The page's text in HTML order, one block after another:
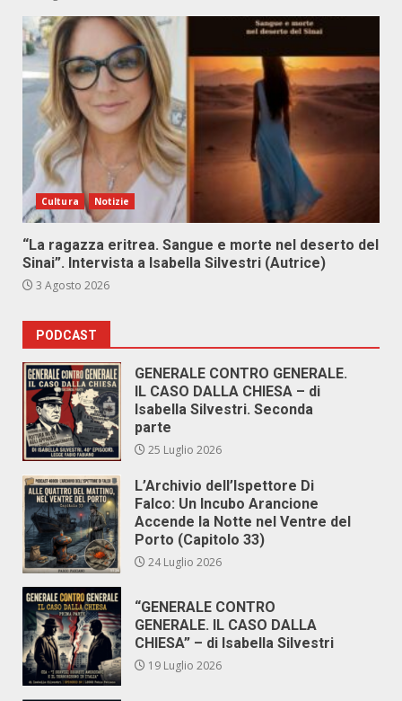
Cultura Notizie
“La ragazza eritrea. Sangue e morte nel deserto del
Sinai”. Intervista a Isabella Silvestri (Autrice)
3 Agosto 2026
PODCAST
GENERALE CONTRO GENERALE.
IL CASO DALLA CHIESA – di
Isabella Silvestri. Seconda
parte
25 Luglio 2026
L’Archivio dell’Ispettore Di
Falco: Un Incubo Arancione
Accende la Notte nel Ventre del
Porto (Capitolo 33)
24 Luglio 2026
“GENERALE CONTRO
GENERALE. IL CASO DALLA
CHIESA” – di Isabella Silvestri
19 Luglio 2026